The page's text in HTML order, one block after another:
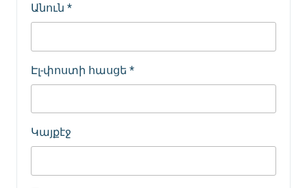
Անուն *
Էլ-փոստի հասցե *
Կայքէջ